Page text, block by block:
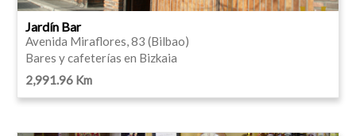
Jardín Bar
Avenida Miraflores, 83 (Bilbao)
Bares y cafeterías en Bizkaia
2,991.96 Km